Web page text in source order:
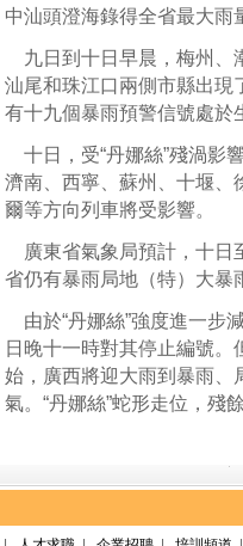
中汕頭澄海錄得全省最大雨
九日到十日早晨，梅州、
汕尾和珠江口兩側市縣出現
有十九個暴雨預警信號處於
十日，受“丹娜絲”殘渦影
濟南、西寧、蘇州、十堰、
爾等方向列車將受影響。
廣東省氣象局預計，十日
省仍有暴雨局地（特）大暴
由於“丹娜絲”強度進一步
日晚十一時對其停止編號。
始，廣西將迎大雨到暴雨、
氣。“丹娜絲”蛇形走位，殘